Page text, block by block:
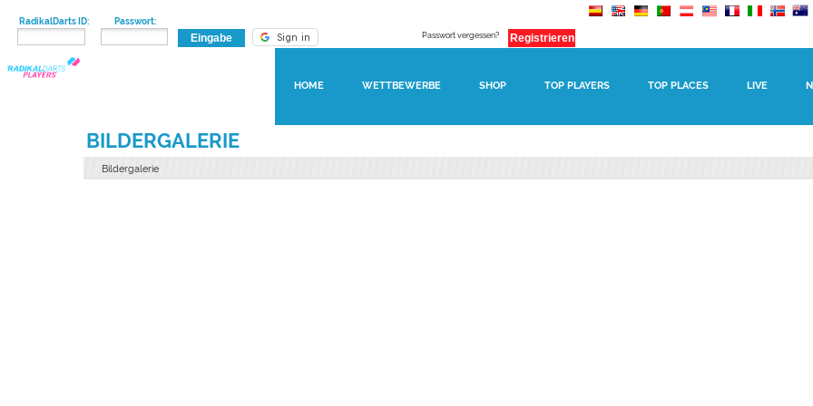
RadikalDarts ID: Passwort:
Passwort vergessen?
HOME WETTBEWERBE SHOP TOP PLAYERS TOP PLACES LIVE
BILDERGALERIE
Bildergalerie